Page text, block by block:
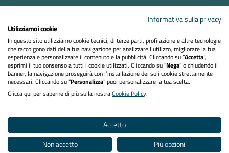
Informativa privacy
Dichiarazione di accessibilità
Mappa del sito
Informativa sulla privacy
Utilizziamo i cookie
In questo sito utilizziamo cookie tecnici, di terze parti, profilazione e altre tecnologie
che raccolgono dati della tua navigazione per analizzare l’utilizzo, migliorare la tua
esperienza e personalizzare il contenuto e la pubblicità. Cliccando su “Accetta”,
esprimi il tuo consenso a tutti i cookie utilizzati. Cliccando su "Nega" o chiudendo il
banner, la navigazione proseguirà con l’installazione dei soli cookie strettamente
necessari. Cliccando su "Personalizza" puoi personalizzare la tua scelta.
Clicca qui per saperne di più sulla nostraCookie Policy.
Accetto
Non accetto
Più opzioni